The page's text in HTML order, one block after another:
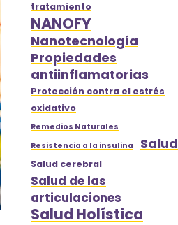
tratamiento
NANOFY
Nanotecnología
Propiedades
antiinflamatorias
Protección contra el estrés
oxidativo
Remedios Naturales
Resistencia a la insulina
Salud
Salud cerebral
Salud de las
articulaciones
Salud Holística